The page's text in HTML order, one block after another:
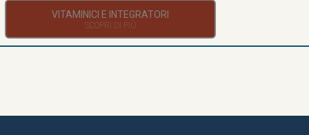
VITAMINICI E INTEGRATORI